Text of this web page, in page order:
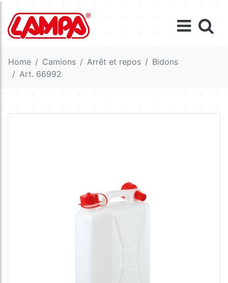
Home Camions Arrêt et repos
Bidons
Art. 66992